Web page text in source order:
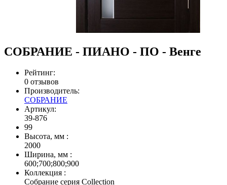
СОБРАНИЕ - ПИАНО - ПО - Венге
Рейтинг:
0 отзывов
Производитель:
СОБРАНИЕ
Артикул:
39-876
99
Высота, мм :
2000
Ширина, мм :
600;700;800;900
Коллекция :
Собрание серия Collection